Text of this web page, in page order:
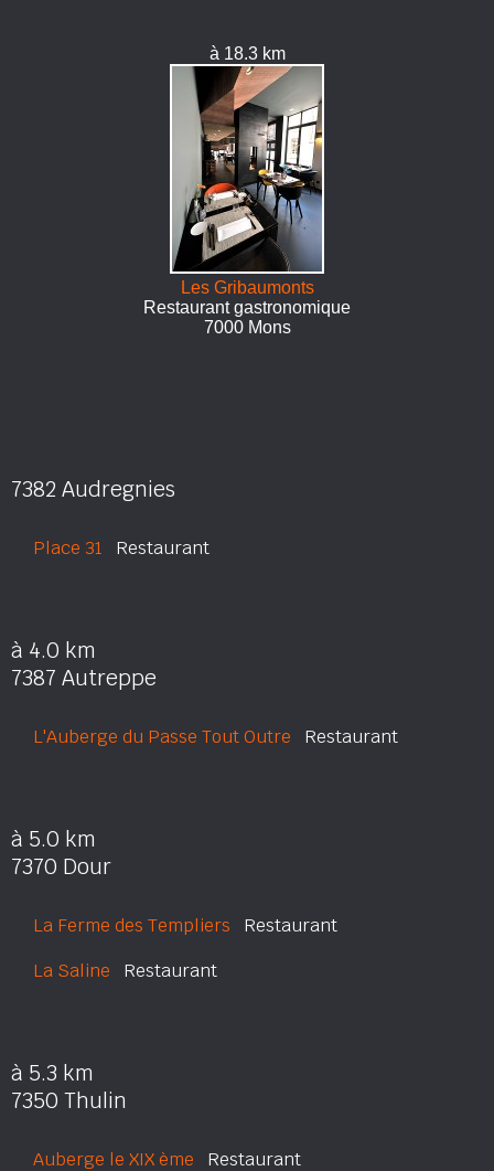
à 18.3 km
Les Gribaumonts
Restaurant gastronomique
7000 Mons
7382 Audregnies
Place 31 Restaurant
à 4.0 km
7387 Autreppe
L'Auberge du Passe Tout Outre Restaurant
à 5.0 km
7370 Dour
La Ferme des Templiers Restaurant
La Saline Restaurant
à 5.3 km
7350 Thulin
Auberge le XIX ème Restaurant